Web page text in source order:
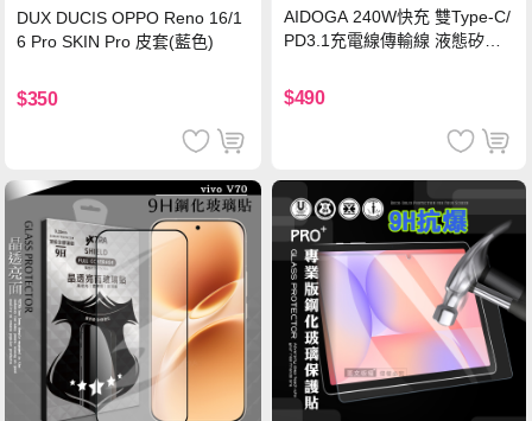
DUX DUCIS OPPO Reno 16/1
6 Pro SKIN Pro 皮套(藍色)
$350
AIDOGA 240W快充 雙Type-C/
PD3.1充電線傳輸線 液態矽膠
機/平板/筆電
$490